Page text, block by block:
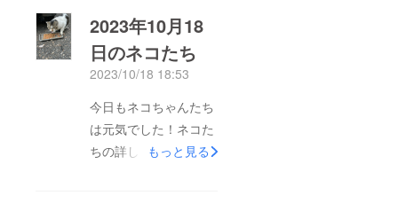
2023年10月18
日のネコたち
2023/10/18 18:53
今日もネコちゃんたち
は元気でした！ネコた
ちの詳しい内容はこち
もっと見る